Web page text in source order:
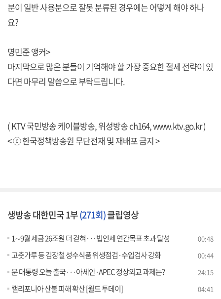
분이 일반 사용분으로 잘못 분류된 경우에는 어떻게 해야 하나
요?
명민준 앵커>
마지막으로 많은 분들이 기억해야 할 가장 중요한 절세 전략이 있
다면 마무리 말씀으로 부탁드립니다.
( KTV 국민방송 케이블방송, 위성방송 ch164,www.ktv.go.kr)
< ⓒ 한국정책방송원 무단전재 및 재배포 금지 >
생방송 대한민국 1부(271회)클립영상
1∼9월 세금 26조원 더 걷혀···법인세 연간목표 초과 달성 00:48
고춧가루 등 김장철 성수식품 위생점검·수입검사 강화 00:44
문 대통령 오늘 출국···아세안·APEC 정상외교 과제는? 24:15
캘리포니아 산불 피해 확산 [월드 투데이] 04:41